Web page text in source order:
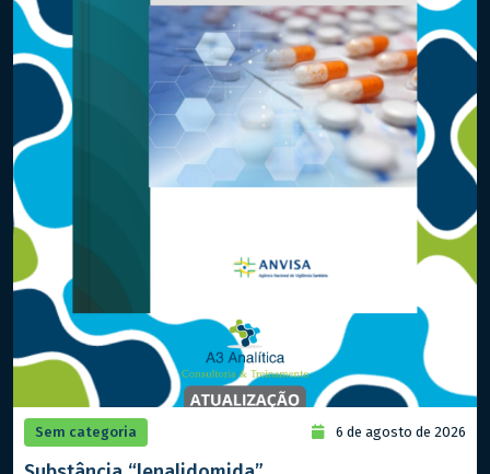
Sem categoria 6 de agosto de 2026